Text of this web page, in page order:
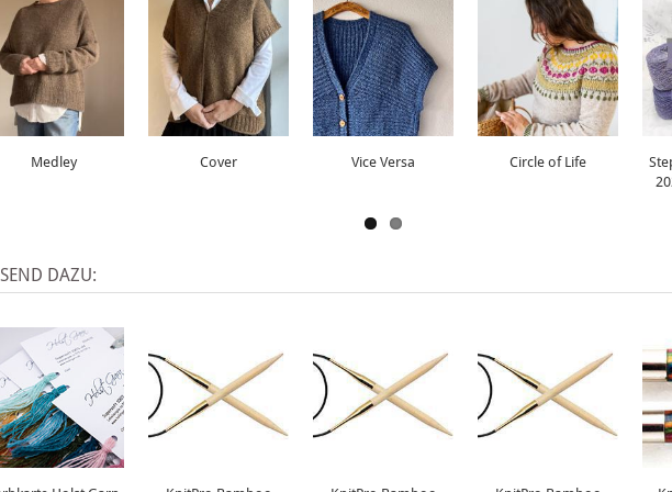
Medley Cover Vice Versa Circle of Life
DAZU: